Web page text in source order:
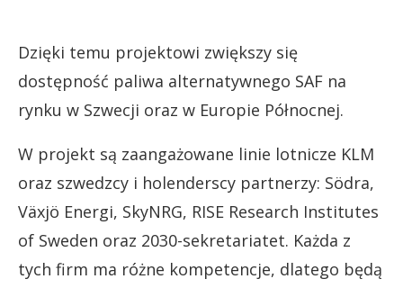
Dzięki temu projektowi zwiększy się
dostępność paliwa alternatywnego SAF na
rynku w Szwecji oraz w Europie Północnej.
W projekt są zaangażowane linie lotnicze KLM
oraz szwedzcy i holenderscy partnerzy: Södra,
Växjö Energi, SkyNRG, RISE Research Institutes
of Sweden oraz 2030-sekretariatet. Każda z
tych firm ma różne kompetencje, dlatego będą